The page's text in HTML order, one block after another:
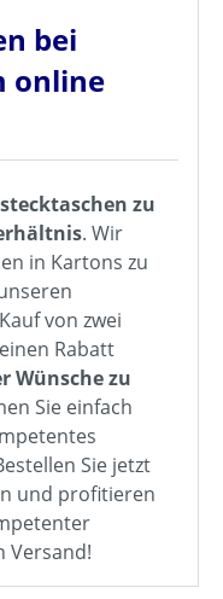
bei
online
zu
. Wir
in Kartons zu
von zwei
Rabatt
Wünsche zu
Sie einfach
Sie jetzt
und profitieren
Versand!